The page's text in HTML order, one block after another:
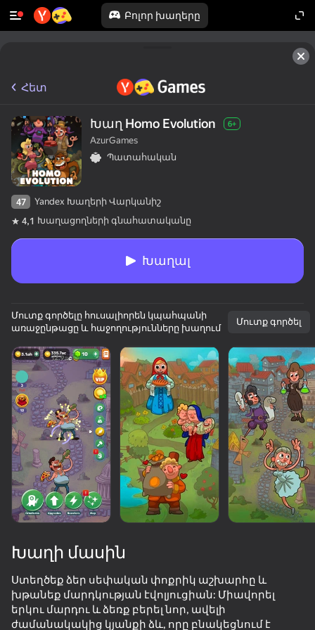
Բոլոր խաղերը
50+ թոփ խաղեր, որոնց խաղում են
նույնիսկ նրանք, ովքեր «չեն խաղում»
Apple Worm
36
Brainrot Evolution: Clicker
38
35
Հետ
Խաղ Homo Evolution 6+
AzurGames
Պատահական
47
Yandex Խաղերի Վարկանիշ
4,1 Խաղացողների գնահատականը
Խաղալ
Մուտք գործելը հուսալիորեն կպահպանի
առաջընթացը և հաջողությունները խաղում
Մուտք գործել
Խաղի մասին
Ստեղծեք ձեր սեփական փոքրիկ աշխարհը և
խթանեք մարդկության էվոլյուցիան: Միավորել
երկու մարդու և ձեռք բերել նոր, ավելի
ժամանակակից կյանքի ձև, որը բնակեցնում է